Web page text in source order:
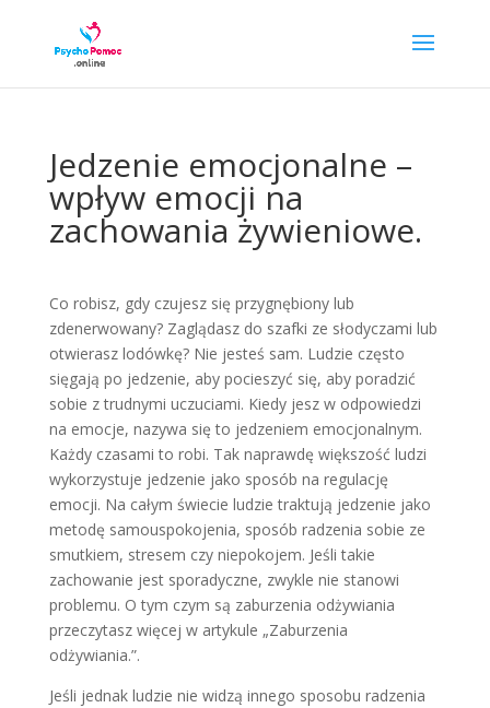
Jedzenie emocjonalne –
wpływ emocji na
zachowania żywieniowe.
Co robisz, gdy czujesz się przygnębiony lub
zdenerwowany? Zaglądasz do szafki ze słodyczami lub
otwierasz lodówkę? Nie jesteś sam. Ludzie często
sięgają po jedzenie, aby pocieszyć się, aby poradzić
sobie z trudnymi uczuciami. Kiedy jesz w odpowiedzi
na emocje, nazywa się to jedzeniem emocjonalnym.
Każdy czasami to robi. Tak naprawdę większość ludzi
wykorzystuje jedzenie jako sposób na regulację
emocji. Na całym świecie ludzie traktują jedzenie jako
metodę samouspokojenia, sposób radzenia sobie ze
smutkiem, stresem czy niepokojem. Jeśli takie
zachowanie jest sporadyczne, zwykle nie stanowi
problemu. O tym czym są zaburzenia odżywiania
przeczytasz więcej w artykule „Zaburzenia
odżywiania.”.
Jeśli jednak ludzie nie widzą innego sposobu radzenia